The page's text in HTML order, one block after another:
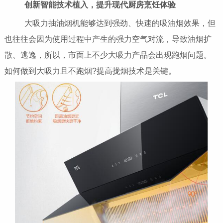
创新智能技术植入，提升现代厨房烹饪体验
大吸力抽油烟机能够达到强劲、快速的吸油烟效果，但
也往往会因为使用过程中产生的强力空气对流，导致油烟扩
散、逃逸，所以，市面上不少大吸力产品会出现跑烟问题。
如何做到大吸力且不跑烟?提高拢烟技术是关键。